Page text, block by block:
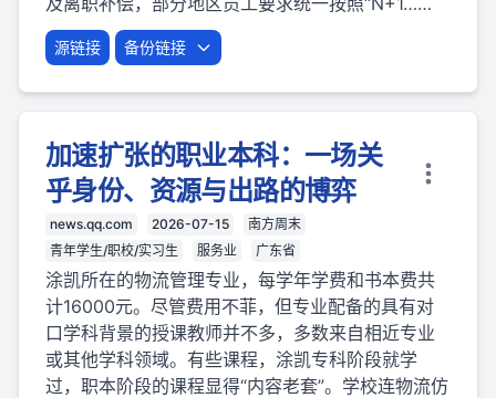
源链接 备份链接
加速扩张的职业本科：一场关
乎身份、资源与出路的博弈
news.qq.com 2026-07-15
南方周末
青年学生/职校/实习生
服务业 广东省
涂凯所在的物流管理专业，每学年学费和书本费共
计16000元。尽管费用不菲，但专业配备的具有对
口学科背景的授课教师并不多，多数来自相近专业
或其他学科领域。有些课程，涂凯专科阶段就学
过，职本阶段的课程显得“内容老套”。学校连物流仿